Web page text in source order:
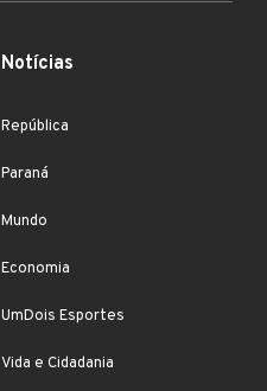
Notícias
República
Paraná
Mundo
Economia
UmDois Esportes
Vida e Cidadania